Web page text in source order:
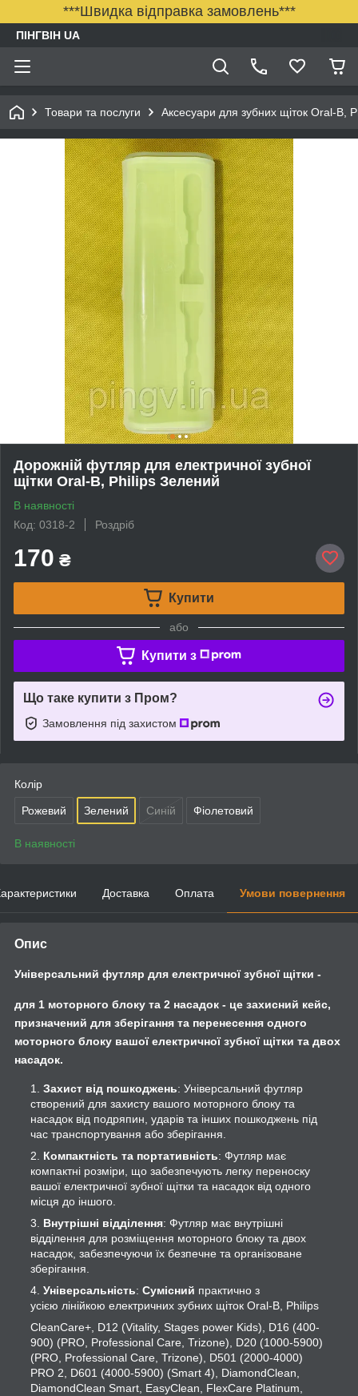
***Швидка відправка замовлень***
ПІНГВІН UA
Товари та послуги Аксесуари для зубних щіток Oral-B,
Дорожній футляр для електричної зубної
щітки Oral-B, Philips Зелений
В наявності
Код: 0318-2
Роздріб
170 ₴
Купити
або
Купити з
Що таке купити з Пром?
Замовлення під захистом
Колір
Рожевий Зелений Синій Фіолетовий
В наявності
Доставка Оплата Умови повернення
Опис
Універсальний футляр для електричної зубної щітки -
для 1 моторного блоку та 2 насадок - це захисний кейс,
призначений для зберігання та перенесення одного
моторного блоку вашої електричної зубної щітки та двох
насадок.
Захист від пошкоджень: Універсальний футляр
створений для захисту вашого моторного блоку та
насадок від подряпин, ударів та інших пошкоджень під
час транспортування або зберігання.
Компактність та портативність: Футляр має
компактні розміри, що забезпечують легку переноску
вашої електричної зубної щітки та насадок від одного
місця до іншого.
Внутрішні відділення: Футляр має внутрішні
відділення для розміщення моторного блоку та двох
насадок, забезпечуючи їх безпечне та організоване
зберігання.
Універсальність: Сумісний практично з
усією лінійкою електричних зубних щіток Oral-B, Philips
CleanCare+, D12 (Vitality, Stages power Kids), D16 (400-
900) (PRO, Professional Care, Trizone), D20 (1000-5900)
(PRO, Professional Care, Trizone), D501 (2000-4000)
PRO 2, D601 (4000-5900) (Smart 4), DiamondClean,
DiamondClean Smart, EasyClean, FlexCare Platinum,